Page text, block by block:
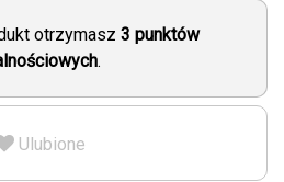
otrzymasz 3 punktów
.
Ulubione